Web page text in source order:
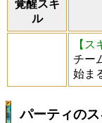
覚醒スキ
ル
【
チー
始ま
パーティの